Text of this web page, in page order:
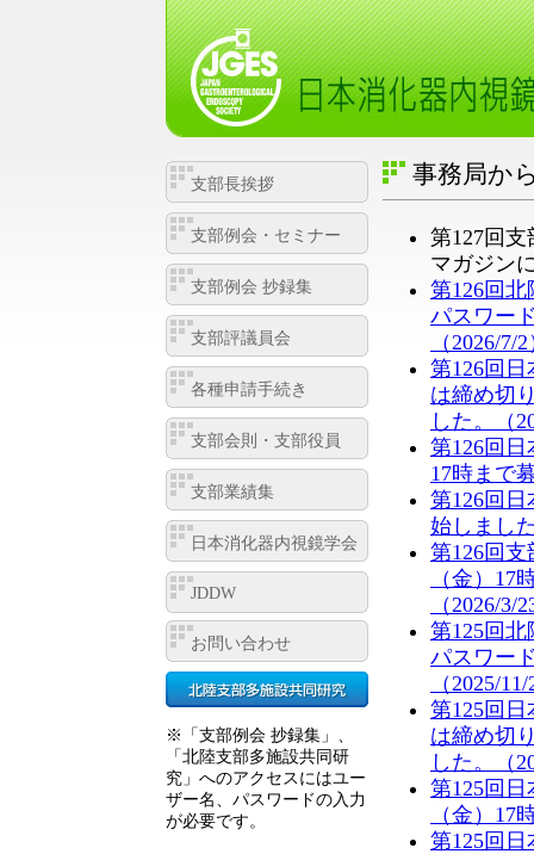
支部長挨拶
支部例会・セミナー
支部例会 抄録集
支部評議員会
各種申請手続き
支部会則・支部役員
支部業績集
日本消化器内視鏡学会
JDDW
お問い合わせ
※「支部例会 抄録集」、
「北陸支部多施設共同研
究」へのアクセスにはユー
ザー名、パスワードの入力
が必要です。
事務局か
第127回
マガジン
第126回
パスワー
（2026/7/
第126回
は締め切
した。（
第126回
17時まで
第126回
始しまし
第126回
（金）17
（2026/3/
第125回
パスワー
（2025/
第125回
は締め切
した。（
第125回
（金）17
第125回